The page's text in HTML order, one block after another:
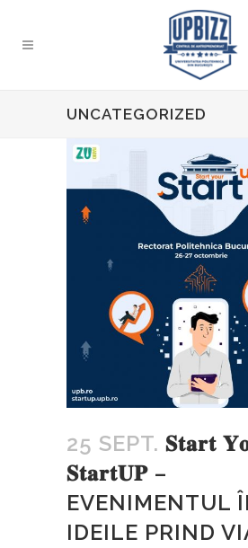
UNCATEGORIZED
25 SEPT. 𝐒𝐭𝐚𝐫𝐭
𝐒𝐭𝐚𝐫𝐭𝐔𝐏 –
EVENIMENTUL
IDEILE PRIND